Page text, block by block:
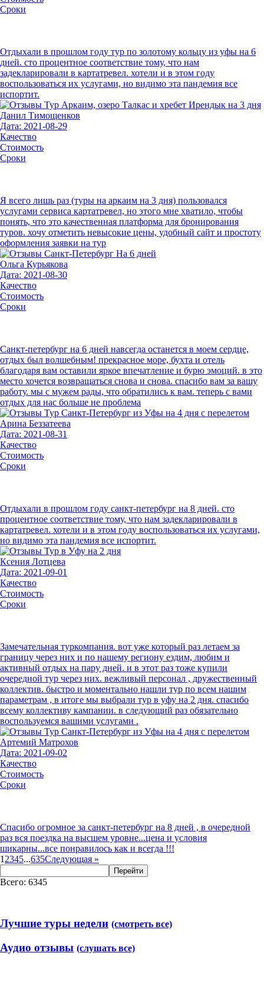
Сроки
Отдыхали в прошлом году тур по золотому кольцу из уфы на 6
дней. сто процентное соответствие тому, что нам
задекларировали в картатревел. хотели и в этом году
воспользоваться их услугами, но видимо эта пандемия все
испортит.
Данил Тимощенков
Дата: 2021-08-29
Качество
Стоимость
Сроки
Я всего лишь раз (туры на аркаим на 3 дня) пользовался
услугами сервиса картатревел, но этого мне хватило, чтобы
понять, что это качественная платформа для бронирования
туров. хочу отметить невысокие цены, удобный сайт и простоту
оформления заявки на тур
Ольга Курьякова
Дата: 2021-08-30
Качество
Стоимость
Сроки
Санкт-петербург на 6 дней навсегда останется в моем сердце,
отдых был волшебным! прекрасное море, бухта и отель
благодаря вам оставили яркое впечатление и бурю эмоций. в это
место хочется возвращаться снова и снова. спасибо вам за вашу
работу. мы с мужем рады, что обратились к вам. теперь с вами
отдых для нас больше не проблема
Арина Беззатеева
Дата: 2021-08-31
Качество
Стоимость
Сроки
Отдыхали в прошлом году санкт-петербург на 8 дней. сто
процентное соответствие тому, что нам задекларировали в
картатревел. хотели и в этом году воспользоваться их услугами,
но видимо эта пандемия все испортит.
Ксения Лотцева
Дата: 2021-09-01
Качество
Стоимость
Сроки
Замечательная туркомпания. вот уже который раз летаем за
границу через них и по нашему региону ездим, любим и
активный отдых на пару дней. и в этот раз тоже купили
очередной тур через них. вежливый персонал , дружественный
коллектив. быстро и моментально нашли тур по всем нашим
параметрам , в итоге мы выбрали тур в уфу на 2 дня. спасибо
всему коллективу кампании. в следующий раз обязательно
воспользуемся вашими услугами .
Артемий Матрохов
Дата: 2021-09-02
Качество
Стоимость
Сроки
Спасибо огромное за санкт-петербург на 8 дней , в очередной
раз вся поездка на высшем уровне...цена и условия
шикарны...все понравилось как и всегда !!!
1 2345...635Следующая »
Перейти
Всего: 6345
Лучшие туры недели (смотреть все)
Аудио отзывы (слушать все)